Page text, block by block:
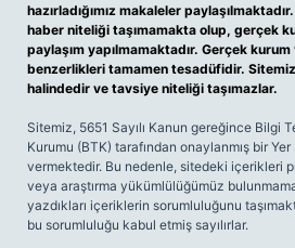
hazırladığımız makaleler
haber niteliği taşımamakta olup, gerçek
paylaşım yapılmamaktadır. Gerçek
benzerlikleri tamamen tesadüfidir.
halindedir ve tavsiye niteliği taşımazlar.
Sitemiz, 5651 Sayılı Kanun gereğince Bilgi
Kurumu (BTK) tarafından onaylanmış bir
vermektedir. Bu nedenle, sitedeki içerikleri
veya araştırma yükümlülüğümüz
yazdıkları içeriklerin sorumluluğunu
bu sorumluluğu kabul etmiş sayılırlar.